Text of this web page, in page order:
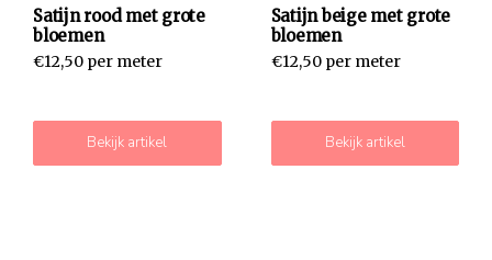
Satijn rood met grote
bloemen
€12,50 per meter
Bekijk artikel
Satijn beige met grote
bloemen
€12,50 per meter
Bekijk artikel